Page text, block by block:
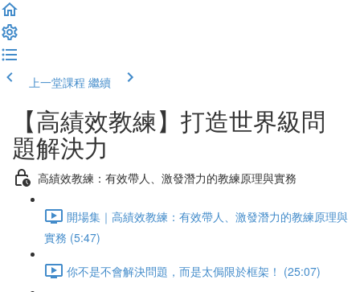
上一堂課程 繼續
【高績效教練】打造世界級問
題解決力
高績效教練：有效帶人、激發潛力的教練原理與實務
開場集｜高績效教練：有效帶人、激發潛力的教練原理與
實務 (5:47)
你不是不會解決問題，而是太侷限於框架！ (25:07)